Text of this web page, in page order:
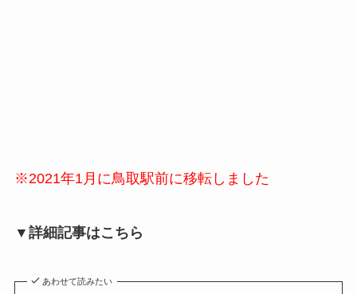
※2021年1月に鳥取駅前に移転しました
▼詳細記事はこちら
あわせて読みたい